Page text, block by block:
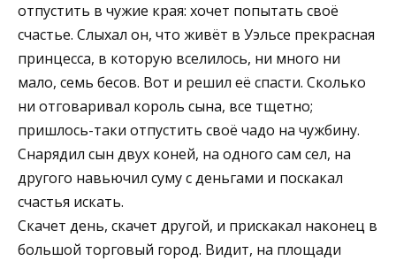
отпустить в чужие края: хочет попытать своё
счастье. Слыхал он, что живёт в Уэльсе прекрасная
принцесса, в которую вселилось, ни много ни
мало, семь бесов. Вот и решил её спасти. Сколько
ни отговаривал король сына, все тщетно;
пришлось-таки отпустить своё чадо на чужбину.
Снарядил сын двух коней, на одного сам сел, на
другого навьючил суму с деньгами и поскакал
счастья искать.
Скачет день, скачет другой, и прискакал наконец в
большой торговый город. Видит, на площади